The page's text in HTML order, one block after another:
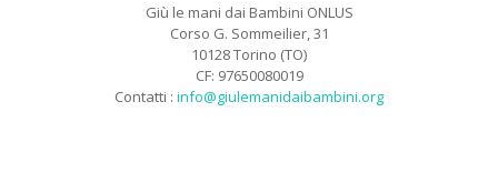
Giù le mani dai Bambini ONLUS
Corso G. Sommeilier, 31
10128 Torino (TO)
CF: 97650080019
Contatti : info@giulemanidaibambini.org